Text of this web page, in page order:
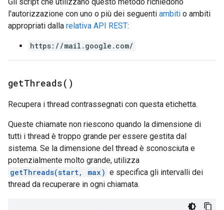
l'autorizzazione con uno o più dei seguenti ambiti o ambiti
appropriati dalla relativa API REST:
https://mail.google.com/
getThreads( )
Recupera i thread contrassegnati con questa etichetta.
Queste chiamate non riescono quando la dimensione di
tutti i thread è troppo grande per essere gestita dal
sistema. Se la dimensione del thread è sconosciuta e
potenzialmente molto grande, utilizza
getThreads(start, max) e specifica gli intervalli dei
thread da recuperare in ogni chiamata.